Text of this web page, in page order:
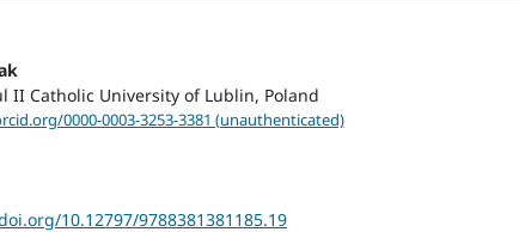
II Catholic University of Lublin, Poland
0000-0003-3253-3381 (unauthenticated)
10.12797/9788381381185.19